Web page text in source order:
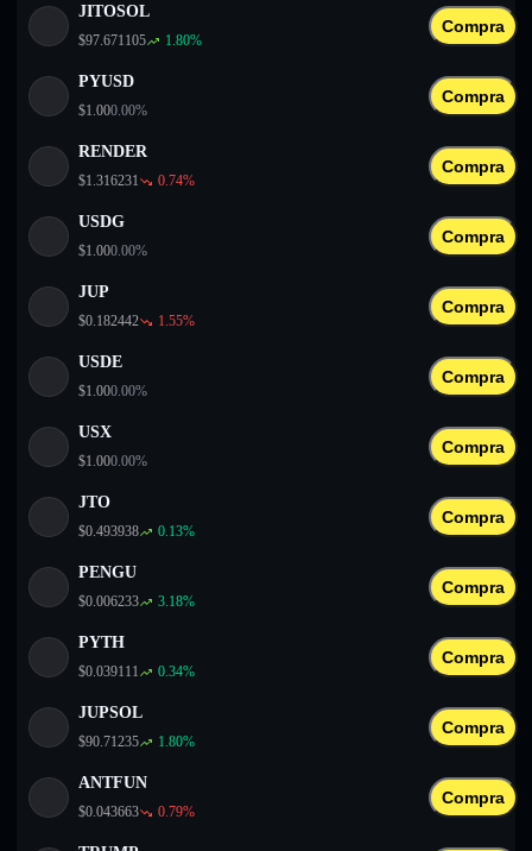
JITOSOL
$97.671105 1.80%
Compra
PYUSD
$1.000.00%
Compra
RENDER
$1.316231 0.74%
Compra
USDG
$1.000.00%
Compra
JUP
$0.182442 1.55%
Compra
USDE
$1.000.00%
Compra
USX
$1.000.00%
Compra
JTO
$0.493938 0.13%
Compra
PENGU
$0.006233 3.18%
Compra
PYTH
$0.039111 0.34%
Compra
JUPSOL
$90.71235 1.80%
Compra
ANTFUN
$0.043663 0.79%
Compra